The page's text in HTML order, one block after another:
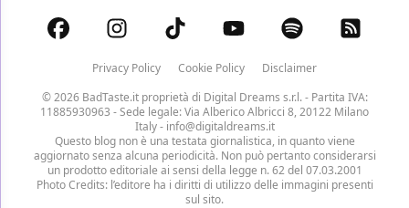
Privacy Policy Cookie Policy
Disclaimer
© 2026 BadTaste.it proprietà di Digital Dreams s.r.l.- Partita IVA:
11885930963 - Sede legale: Via Alberico Albricci 8, 20122 Milano
Italy - info@digitaldreams.it
Questo blog non è una testata giornalistica, in quanto viene
aggiornato senza alcuna periodicità. Non può pertanto considerarsi
un prodotto editoriale ai sensi della legge n. 62 del 07.03.2001
Photo Credits: l’editore ha i diritti di utilizzo delle immagini presenti
sul sito.